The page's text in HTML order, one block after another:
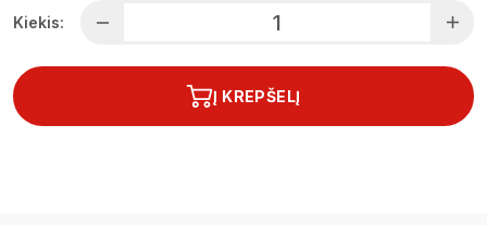
Kiekis:
Į KREPŠELĮ